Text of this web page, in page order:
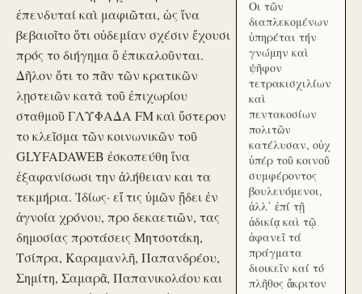
ἐπενδυταί καὶ μαφιῶται, ὡς ἵνα
βεβαιοῖτο ὅτι οὐδεμίαν σχέσιν ἔχουσι
πρός το διήγημα ὃ ἐπικαλοῦνται.
Δῆλον ὅτι το πᾶν τῶν κρατικῶν
λῃστειῶν κατὰ τοῦ ἐπιχωρίου
σταθμοῦ ΓΛΥΦΑΔΑ FM καὶ ὕστερον
το κλεῖσμα τῶν κοινωνικῶν τοῦ
GLYFADAWEB ἐσκοπεύθη ἵνα
ἐξαφανίσωσι την ἀλήθειαν και τα
τεκμήρια. Ἰδίως· εἴ τις ὑμῶν ᾔδει ἐν
ἀγνοία χρόνου, προ δεκαετιῶν, τας
δημοσίας προτάσεις Μητσοτάκη,
Τσίπρα, Καραμανλῆ, Παπανδρέου,
Σημίτη, Σαμαρᾶ, Παπανικολάου και
Οι τῶν
διαπλεκομένων
ὑπηρέται τήν
γνώμην καὶ
ψῆφον
τετρακισχιλίων
καὶ
πεντακοσίων
πολιτῶν
κατέλυσαν, οὐχ
ὑπέρ τοῦ κοινοῦ
συμφέροντος
βουλευόμενοι,
ἀλλ᾽ ἐπί τῇ
ἀδικίᾳ καὶ τῷ
ἀφανεῖ τά
πράγματα
διοικεῖν καί τό
πλῆθος ἄκριτον